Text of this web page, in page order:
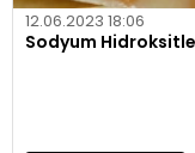
12.06.2023 18:06
Sodyum